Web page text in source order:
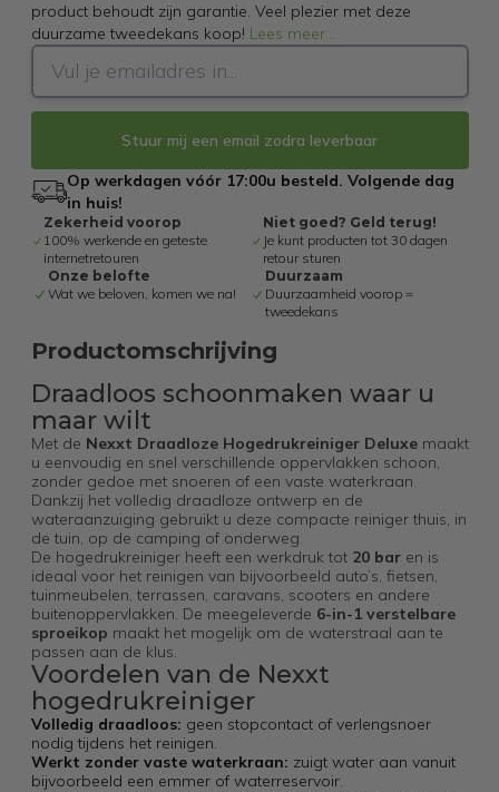
product behoudt zijn garantie. Veel plezier met deze
duurzame tweedekans koop! Lees meer...
Stuur mij een email zodra leverbaar
Op werkdagen vóór 17:00u besteld. Volgende dag
in huis!
Zekerheid voorop
100% werkende en geteste
internetretouren
Niet goed? Geld terug!
Je kunt producten tot 30 dagen
retour sturen
Onze belofte
Wat we beloven, komen we na!
Duurzaam
Duurzaamheid voorop =
tweedekans
Productomschrijving
Draadloos schoonmaken waar u
maar wilt
Met de Nexxt Draadloze Hogedrukreiniger Deluxemaakt
u eenvoudig en snel verschillende oppervlakken schoon,
zonder gedoe met snoeren of een vaste waterkraan.
Dankzij het volledig draadloze ontwerp en de
wateraanzuiging gebruikt u deze compacte reiniger thuis, in
de tuin, op de camping of onderweg.
De hogedrukreiniger heeft een werkdruk tot 20 baren is
ideaal voor het reinigen van bijvoorbeeld auto’s, fietsen,
tuinmeubelen, terrassen, caravans, scooters en andere
buitenoppervlakken. De meegeleverde 6-in-1 verstelbare
sproeikop maakt het mogelijk om de waterstraal aan te
passen aan de klus.
Voordelen van de Nexxt
hogedrukreiniger
Volledig draadloos: geen stopcontact of verlengsnoer
nodig tijdens het reinigen.
Werkt zonder vaste waterkraan: zuigt water aan vanuit
bijvoorbeeld een emmer of waterreservoir.